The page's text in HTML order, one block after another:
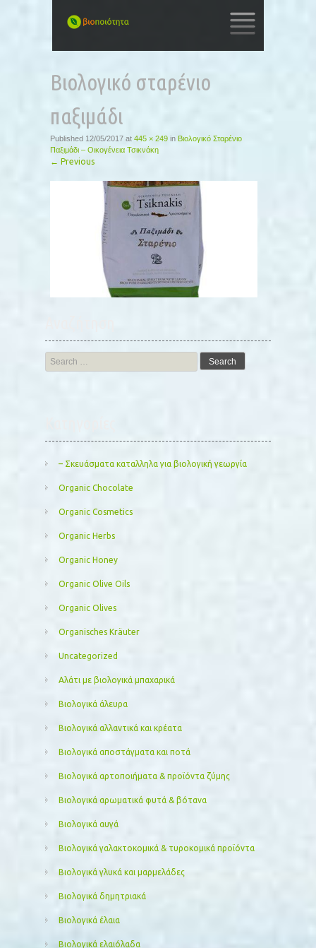
CONTENT
Βιολογικό σταρένιο
παξιμάδι
Published 12/05/2017 at 445 × 249 in Βιολογικό Σταρένιο
Παξιμάδι – Οικογένεια Τσικνάκη
← Previous
Search
for:
– Σκευάσματα καταλληλα για βιολογική γεωργία
Organic Chocolate
Organic Cosmetics
Organic Herbs
Organic Honey
Organic Olive Oils
Organic Olives
Organisches Kräuter
Uncategorized
Αλάτι με βιολογικά μπαχαρικά
Βιολογικά άλευρα
Βιολογικά αλλαντικά και κρέατα
Βιολογικά αποστάγματα και ποτά
Βιολογικά αρτοποιήματα & προϊόντα ζύμης
Βιολογικά αρωματικά φυτά & βότανα
Βιολογικά αυγά
Βιολογικά γαλακτοκομικά & τυροκομικά προϊόντα
Βιολογικά γλυκά και μαρμελάδες
Βιολογικά δημητριακά
Βιολογικά έλαια
Βιολογικά ελαιόλαδα